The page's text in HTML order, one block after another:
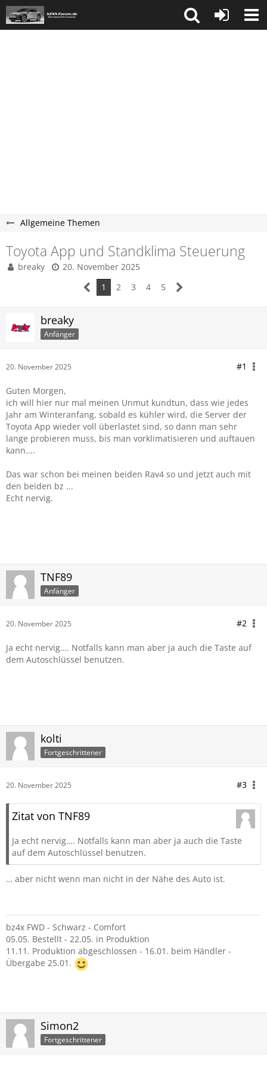
Allgemeine Themen
Toyota App und Standklima Steuerung
breaky
20. November 2025
1
2 3 4 5
breaky
Anfänger
20. November 2025 #1
Guten Morgen,
ich will hier nur mal meinen Unmut kundtun, dass wie jedes
Jahr am Winteranfang, sobald es kühler wird, die Server der
Toyota App wieder voll überlastet sind, so dann man sehr
lange probieren muss, bis man vorklimatisieren und auftauen
kann....
Das war schon bei meinen beiden Rav4 so und jetzt auch mit
den beiden bz ...
Echt nervig.
TNF89
Anfänger
20. November 2025 #2
Ja echt nervig…. Notfalls kann man aber ja auch die Taste auf
dem Autoschlüssel benutzen.
kolti
Fortgeschrittener
20. November 2025 #3
Zitat von TNF89
Ja echt nervig…. Notfalls kann man aber ja auch die Taste
auf dem Autoschlüssel benutzen.
… aber nicht wenn man nicht in der Nähe des Auto ist.
bz4x FWD - Schwarz - Comfort
05.05. Bestellt - 22.05. in Produktion
11.11. Produktion abgeschlossen - 16.01. beim Händler -
Übergabe 25.01.
Simon2
Fortgeschrittener